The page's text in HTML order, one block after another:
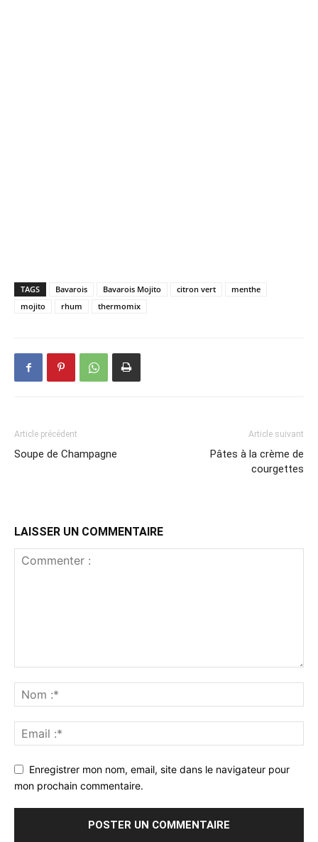
TAGS Bavarois Bavarois Mojito citron vert
menthe
mojito
rhum thermomix
Article précédent
Soupe de Champagne
Article suivant
Pâtes à la crème de
courgettes
LAISSER UN COMMENTAIRE
Enregistrer mon nom, email, site dans le navigateur pour
mon prochain commentaire.